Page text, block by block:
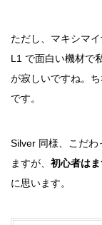
ただし、マキシマ
L1 で面白い機材で
が寂しいですね。
です。
Silver 同様、こだわ
ますが、 初心者は
に思います。